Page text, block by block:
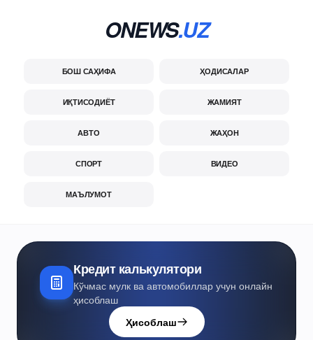
ONEWS.UZ
БОШ САҲИФА ҲОДИСАЛАР
ИҚТИСОДИЁТ ЖАМИЯТ
АВТО ЖАҲОН
СПОРТ ВИДЕО
МАЪЛУМОТ
Кредит калькулятори
Кўчмас мулк ва автомобиллар учун онлайн
ҳисоблаш
Ҳисоблаш